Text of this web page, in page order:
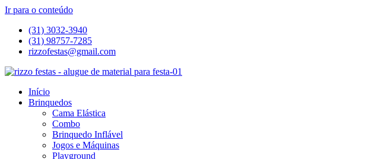
Ir para o conteúdo
(31) 3032-3940
(31) 98757-7285
rizzofestas@gmail.com
Início
Brinquedos
Cama Elástica
Combo
Brinquedo Inflável
Jogos e Máquinas
Playground